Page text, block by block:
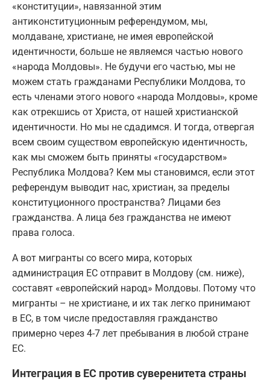
«конституции», навязанной этим
антиконституционным референдумом, мы,
молдаване, христиане, не имея европейской
идентичности, больше не являемся частью нового
«народа Молдовы». Не будучи его частью, мы не
можем стать гражданами Республики Молдова, то
есть членами этого нового «народа Молдовы», кроме
как отрекшись от Христа, от нашей христианской
идентичности. Но мы не сдадимся. И тогда, отвергая
всем своим существом европейскую идентичность,
как мы сможем быть приняты «государством»
Республика Молдова? Кем мы становимся, если этот
референдум выводит нас, христиан, за пределы
конституционного пространства? Лицами без
гражданства. А лица без гражданства не имеют
права голоса.
А вот мигранты со всего мира, которых
администрация ЕС отправит в Молдову (см. ниже),
составят «европейский народ» Молдовы. Потому что
мигранты – не христиане, и их так легко принимают
в ЕС, в том числе предоставляя гражданство
примерно через 4-7 лет пребывания в любой стране
ЕС.
Интеграция в ЕС против суверенитета страны